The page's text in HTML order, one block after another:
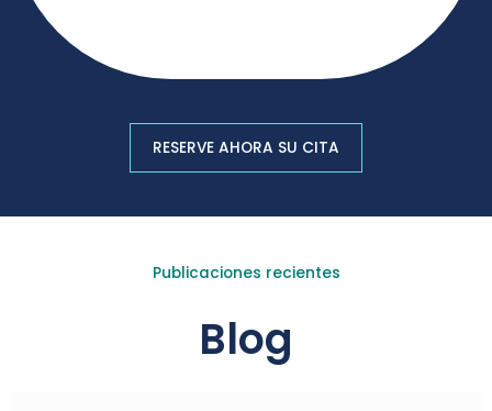
RESERVE AHORA SU CITA
Publicaciones recientes
Blog